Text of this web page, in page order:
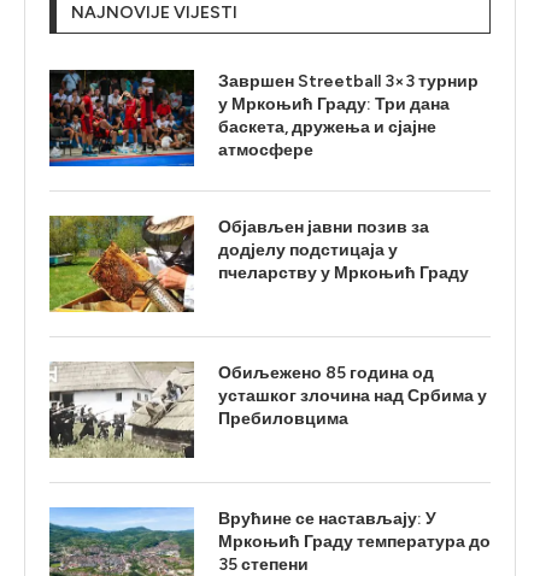
NAJNOVIJE VIJESTI
Завршен Streetball 3×3 турнир
у Мркоњић Граду: Три дана
баскета, дружења и сјајне
атмосфере
Објављен јавни позив за
додјелу подстицаја у
пчеларству у Мркоњић Граду
Обиљежено 85 година од
усташког злочина над Србима у
Пребиловцима
Врућине се настављају: У
Мркоњић Граду температура до
35 степени